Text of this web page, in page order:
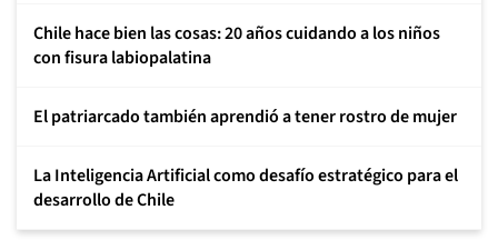
Chile hace bien las cosas: 20 años cuidando a los niños
con fisura labiopalatina
El patriarcado también aprendió a tener rostro de mujer
La Inteligencia Artificial como desafío estratégico para el
desarrollo de Chile